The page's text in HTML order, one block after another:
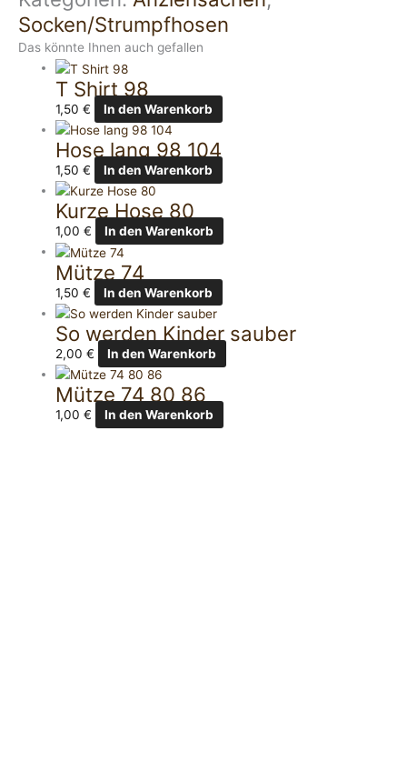
Socken/Strumpfhosen
Das könnte Ihnen auch gefallen
T Shirt 98
1,50€ In den Warenkorb
Hose lang 98 104
1,50€ In den Warenkorb
Kurze Hose 80
1,00€ In den Warenkorb
Mütze 74
1,50€ In den Warenkorb
So werden Kinder sauber
2,00€ In den Warenkorb
Mütze 74 80 86
1,00€ In den Warenkorb